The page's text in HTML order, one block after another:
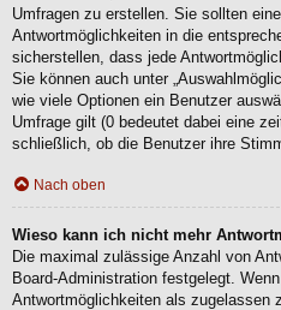
Umfragen zu erstellen. Sie sollten
Antwortmöglichkeiten in die
sicherstellen, dass jede
Sie können auch unter
wie viele Optionen ein Benutzer
Umfrage gilt (0 bedeutet dabei eine
schließlich, ob die Benutzer ihre
Nach oben
Wieso kann ich nicht mehr
Die maximal zulässige Anzahl von
Board-Administration festgelegt.
Antwortmöglichkeiten als zugelassen